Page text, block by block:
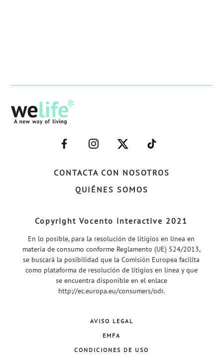
CONTACTA CON NOSOTROS
QUIÉNES SOMOS
–
FACEBOOK–
–
INSTAGRAM–
–
TWITTER–
–
WELIFE–
Copyright Vocento interactive 2021
En lo posible, para la resolución de litigios en línea en
materia de consumo conforme Reglamento (UE) 524/2013,
se buscará la posibilidad que la Comisión Europea facilita
como plataforma de resolución de litigios en línea y que
se encuentra disponible en el enlace
http://ec.europa.eu/consumers/odr.
AVISO LEGAL
EMFA
CONDICIONES DE USO